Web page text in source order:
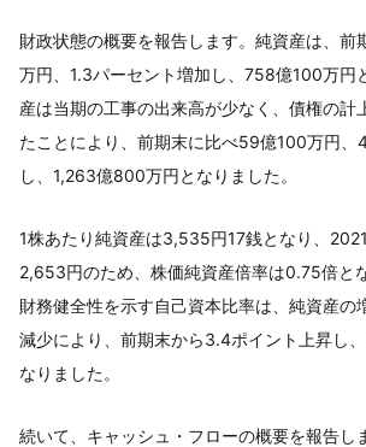
財政状態の概要を報告します。純資産は、
万円、1.3パーセント増加し、758億100万円
産は当期の工事の出来高が少なく、債権の計
たことにより、前期末に比べ59億100万円、
し、1,263億800万円となりました。
1株あたり純資産は3,535円17銭となり、
2,653円のため、株価純資産倍率は0.75倍と
財務健全性を示す自己資本比率は、純資産の
減少により、前期末から3.4ポイント上昇し
なりました。
続いて、キャッシュ・フローの概要を報告し